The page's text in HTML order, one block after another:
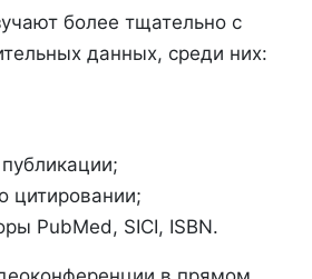
более тщательно с
данных, среди них:
цитировании;
PubMed, SICI, ISBN.